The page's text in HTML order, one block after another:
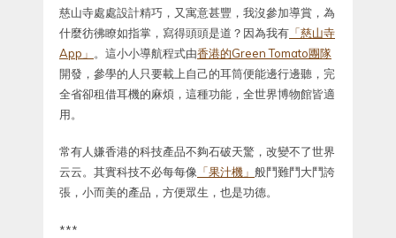
慈山寺處處設計精巧，又寓意甚豐，我沒參加導賞，為
什麼彷彿瞭如指掌，寫得頭頭是道？因為我有 「慈山寺
App」 。這小小導航程式由香港的Green Tomato團隊
開發，參學的人只要載上自己的耳筒便能邊行邊聽，完
全省卻租借耳機的麻煩，這種功能，全世界博物館皆適
用。
常有人嫌香港的科技產品不夠石破天驚，改變不了世界
云云。其實科技不必每每像 「果汁機」 般鬥難鬥大鬥誇
張，小而美的產品，方便眾生，也是功德。
***